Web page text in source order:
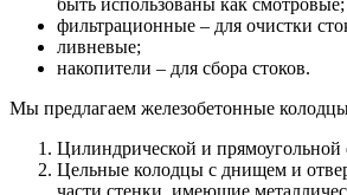
фильтрационные – для очистки
ливневые;
накопители – для сбора стоков.
Мы предлагаем железобетонные
Цилиндрической и
Цельные колодцы с днищем и
части стенки, имеющие